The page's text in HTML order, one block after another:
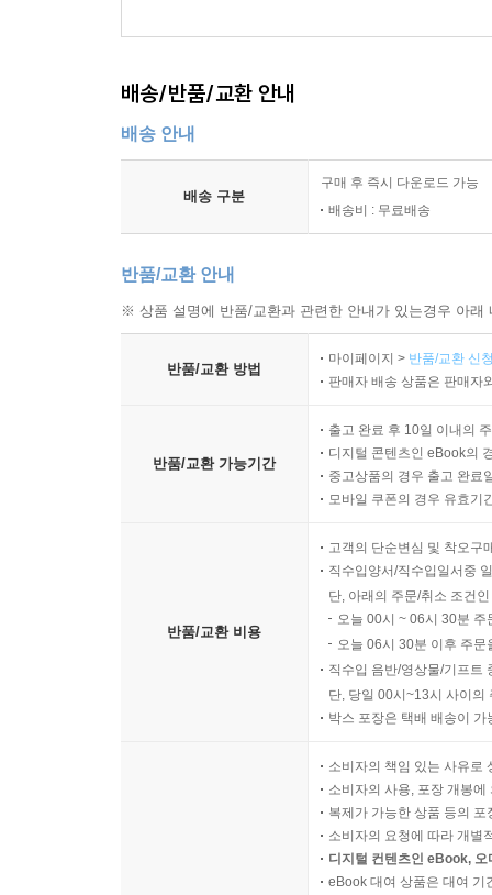
배송/반품/교환 안내
배송 안내
배송 구분
구매 후 즉시 다운로드 가능
배송비 : 무료배송
반품/교환 안내
※ 상품 설명에 반품/교환과 관련한 안내가 있는경우 아
반품/교환 방법
마이페이지 > 반품/교환 신
판매자 배송 상품은 판매자
반품/교환 가능기간
출고 완료 후 10일 이내의
디지털 콘텐츠인 eBook의
중고상품의 경우 출고 완료
모바일 쿠폰의 경우 유효기
반품/교환 비용
고객의 단순변심 및 착오구
직수입양서/직수입일서중
단, 아래의 주문/취소 조건
오늘 00시 ~ 06시 30분
오늘 06시 30분 이후 주
직수입 음반/영상물/기프트
단, 당일 00시~13시 사이의
박스 포장은 택배 배송이
소비자의 책임 있는 사유로
소비자의 사용, 포장 개봉
복제가 가능한 상품 등의
소비자의 요청에 따라 개별
디지털 컨텐츠인 eBook,
eBook 대여 상품은 대여 기